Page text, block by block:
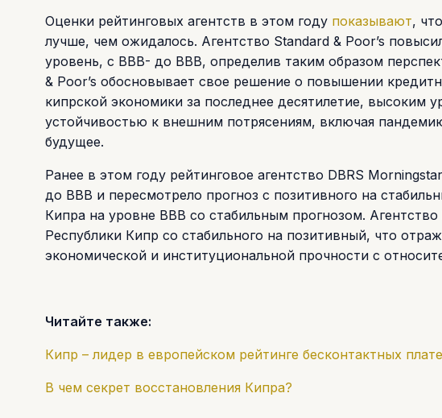
Оценки рейтинговых агентств в этом году показывают,
лучше, чем ожидалось. Агентство Standard & Poor’s
уровень, с BBB- до BBB, определив таким образом
& Poor’s обосновывает свое решение о повышении
кипрской экономики за последнее десятилетие, высоким
устойчивостью к внешним потрясениям, включая
будущее.
Ранее в этом году рейтинговое агентство DBRS
до BBB и пересмотрело прогноз с позитивного на
Кипра на уровне BBB со стабильным прогнозом.
Республики Кипр со стабильного на позитивный, что
экономической и институциональной прочности с
Читайте также:
Кипр – лидер в европейском рейтинге бесконтактных
В чем секрет восстановления Кипра?